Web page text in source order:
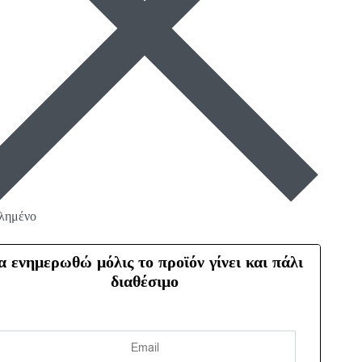
ενημερωθώ μόλις το προϊόν γίνει και πάλι
διαθέσιμο